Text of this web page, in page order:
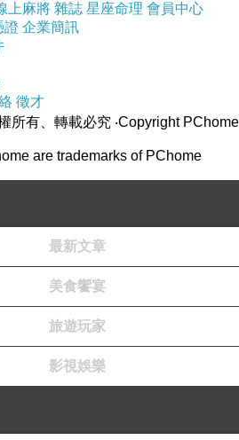
上麻將 雜誌 星座命理 會員中心
證 企業簡訊
徵才
所有、轉載必究 ‧Copyright PChome
are trademarks of PChome
最新文章
美食饗宴
旅遊玩家
影視娛樂